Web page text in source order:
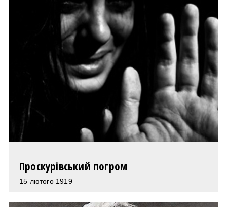
Проскурівський погром
15 лютого 1919